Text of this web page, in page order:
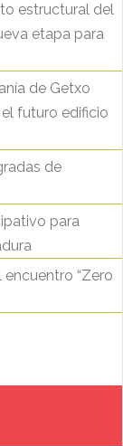
estructural del
etapa para
de Getxo
futuro edificio
de
para
“Zero